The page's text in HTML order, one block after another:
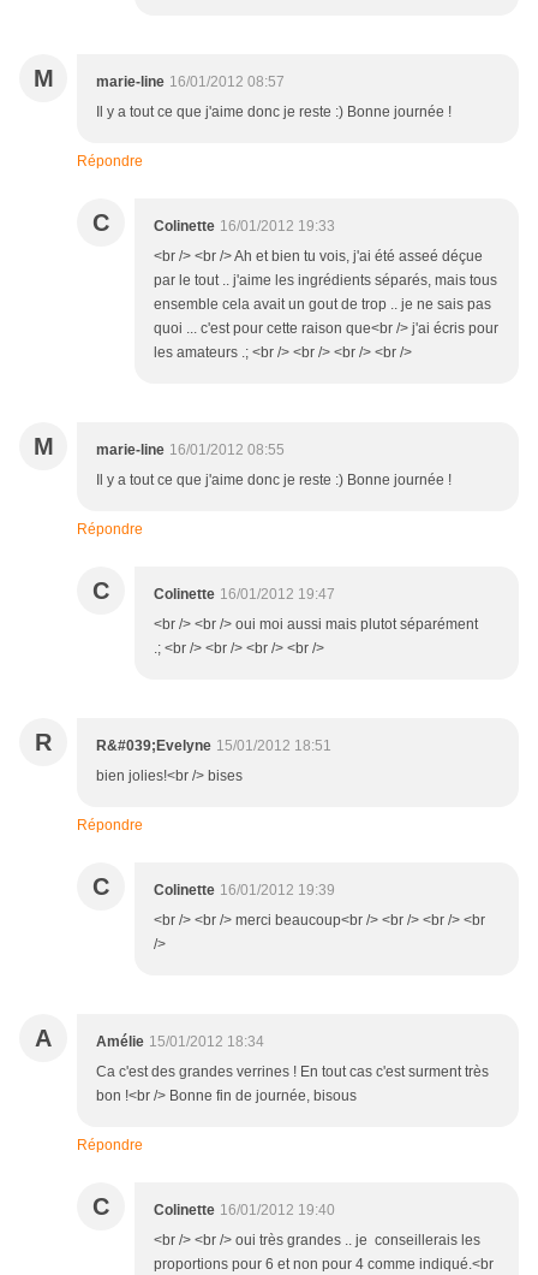
M marie-line 16/01/2012 08:57
Il y a tout ce que j'aime donc je reste :) Bonne journée !
Répondre
C Colinette 16/01/2012 19:33
<br /> <br /> Ah et bien tu vois, j'ai été asseé déçue
par le tout .. j'aime les ingrédients séparés, mais tous
ensemble cela avait un gout de trop .. je ne sais pas
quoi ... c'est pour cette raison que<br /> j'ai écris pour
les amateurs .; <br /> <br /> <br /> <br />
M marie-line 16/01/2012 08:55
Il y a tout ce que j'aime donc je reste :) Bonne journée !
Répondre
C Colinette 16/01/2012 19:47
<br /> <br /> oui moi aussi mais plutot séparément
.; <br /> <br /> <br /> <br />
R R&#039;Evelyne 15/01/2012 18:51
bien jolies!<br /> bises
Répondre
C Colinette 16/01/2012 19:39
<br /> <br /> merci beaucoup<br /> <br /> <br /> <br
/>
A Amélie 15/01/2012 18:34
Ca c'est des grandes verrines ! En tout cas c'est surment très
bon !<br /> Bonne fin de journée, bisous
Répondre
C Colinette 16/01/2012 19:40
<br /> <br /> oui très grandes .. je conseillerais les
proportions pour 6 et non pour 4 comme indiqué.<br